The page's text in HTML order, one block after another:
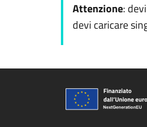
Attenzione:
devi caricare